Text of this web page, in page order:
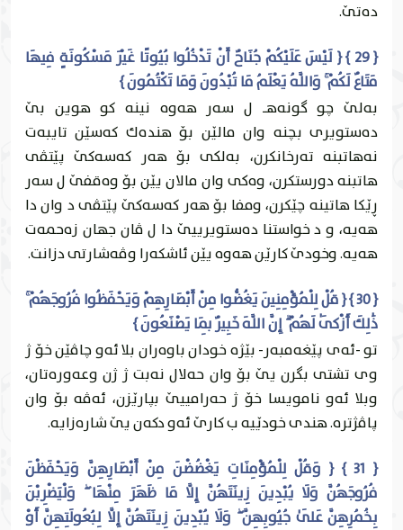
ده‌تێ.
{ 29 } { لَيْسَ عَلَيْكُمْ جُنَاحٌ أَنْ تَدْخُلُوا بُيُوتًا غَيْرَ مَسْكُونَةٍ فِيهَا
مَتَاعٌ لَكُمْ ۚ وَاللَّهُ يَعْلَمُ مَا تُبْدُونَ وَمَا تَكْتُمُونَ }
به‌لێ چو گونه‌هـ ل سه‌ر هه‌وه‌ نينه‌ كو هوين بێ
ده‌ستويرى بچنه‌ وان مالێن بۆ هنده‌ك كه‌سێن تايبه‌ت
نه‌هاتبنه‌ ته‌رخانكرن، به‌لكى بۆ هه‌ر كه‌سه‌كێ پێتڤى
هاتبنه‌ دورستكرن، وه‌كى وان مالان يێن بۆ وه‌قفێ ل سه‌ر
ڕێكا هاتينه‌ چێكرن، ومفا بۆ هه‌ر كه‌سه‌كێ پێتڤى د وان دا
هه‌يه‌، و د خواستنا ده‌ستويرییێ دا ل ڤان جهان زه‌حمه‌ت
هه‌يه‌. وخودێ كارێن هه‌وه‌ يێن ئاشكه‌را وڤه‌شارتى دزانت.
{ 30 } { قُلْ لِلْمُؤْمِنِينَ يَغُضُّوا مِنْ أَبْصَارِهِمْ وَيَحْفَظُوا فُرُوجَهُمْ ۚ
ذَٰلِكَ أَزْكَىٰ لَهُمْ ۗ إِنَّ اللَّهَ خَبِيرٌ بِمَا يَصْنَعُونَ }
تو -ئه‌ى پێغه‌مبه‌ر- بێژه‌ خودان باوه‌ران بلا ئه‌و چاڤێن خۆ ژ
وى تشتى بگرن يێ بۆ وان حه‌لال نه‌بت ژ ژن وعه‌وره‌تان،
وبلا ئه‌و نامويسا خۆ ژ حه‌رامییێ بپارێزن، ئه‌ڤه‌ بۆ وان
پاڤژتره‌. هندى خودێیه‌ ب كارێ ئه‌و دكه‌ن يێ شاره‌زايه‌.
{ 31 } { وَقُلْ لِلْمُؤْمِنَاتِ يَغْضُضْنَ مِنْ أَبْصَارِهِنَّ وَيَحْفَظْنَ
فُرُوجَهُنَّ وَلَا يُبْدِينَ زِينَتَهُنَّ إِلَّا مَا ظَهَرَ مِنْهَا ۖ وَلْيَضْرِبْنَ
بِخُمُرِهِنَّ عَلَىٰ جُيُوبِهِنَّ ۖ وَلَا يُبْدِينَ زِينَتَهُنَّ إِلَّا لِبُعُولَتِهِنَّ أَوْ